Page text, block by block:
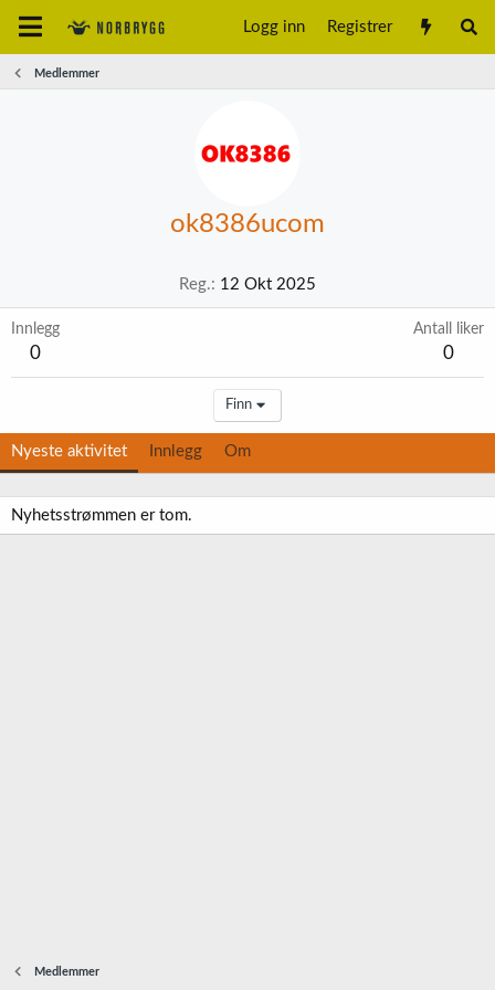
Logg inn Registrer
Medlemmer
ok8386ucom
Reg. 12 Okt 2025
Innlegg
0
Antall liker
0
Finn
Nyeste aktivitet Innlegg Om
Nyhetsstrømmen er tom.
Medlemmer